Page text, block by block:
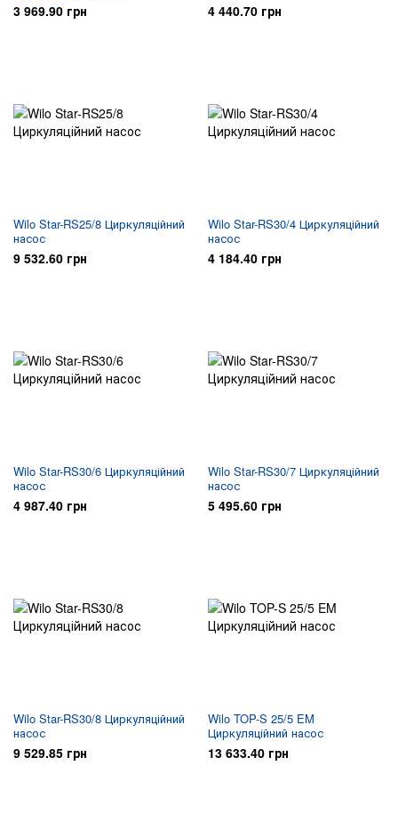
3 969.90 грн 4 440.70 грн
Wilo Star-RS25/8 Циркуляційний
насос
9 532.60 грн
Wilo Star-RS30/4 Циркуляційний
насос
4 184.40 грн
Wilo Star-RS30/6 Циркуляційний
насос
4 987.40 грн
Wilo Star-RS30/7 Циркуляційний
насос
5 495.60 грн
Wilo Star-RS30/8 Циркуляційний
насос
9 529.85 грн
Wilo TOP-S 25/5 EM
Циркуляційний насос
13 633.40 грн